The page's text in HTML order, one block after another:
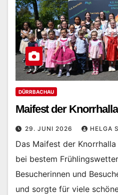
DÜRRBACHAU
Maifest der Knorrhalla
29. JUNI 2026 HELGA
Das Maifest der
bei bestem
Besucherinnen und
und sorgte für viele